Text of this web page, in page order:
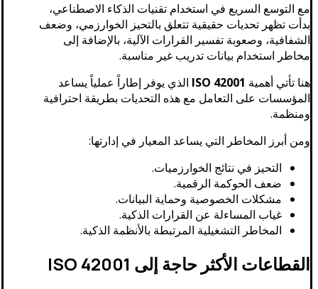
مع التوسع السريع في استخدام تقنيات الذكاء الاصطناعي،
بدأت تظهر تحديات حقيقية تتعلق بالتحيز الخوارزمي، وضعف
الشفافية، وصعوبة تفسير القرارات الآلية، بالإضافة إلى
مخاطر استخدام بيانات تدريب غير مناسبة.
هنا تأتي أهمية ISO 42001 الذي يوفر إطاراً عملياً يساعد
المؤسسات على التعامل مع هذه التحديات بطريقة احترافية
ومنظمة.
ومن أبرز المخاطر التي يساعد المعيار في إدارتها:
التحيز في نتائج الخوارزميات.
ضعف الحوكمة الرقمية.
مشكلات الخصوصية وحماية البيانات.
غياب المساءلة عن القرارات الذكية.
المخاطر التشغيلية المرتبطة بالأنظمة الذكية.
القطاعات الأكثر حاجة إلى ISO 42001